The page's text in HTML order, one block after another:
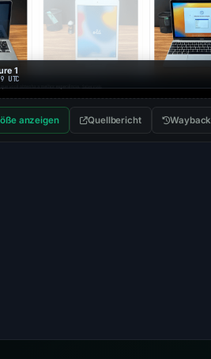
1
UTC
anzeigen Quellbericht Wayback